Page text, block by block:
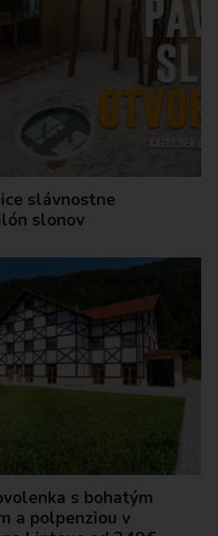
slávnostne
slonov
s bohatým
a polpenziou v